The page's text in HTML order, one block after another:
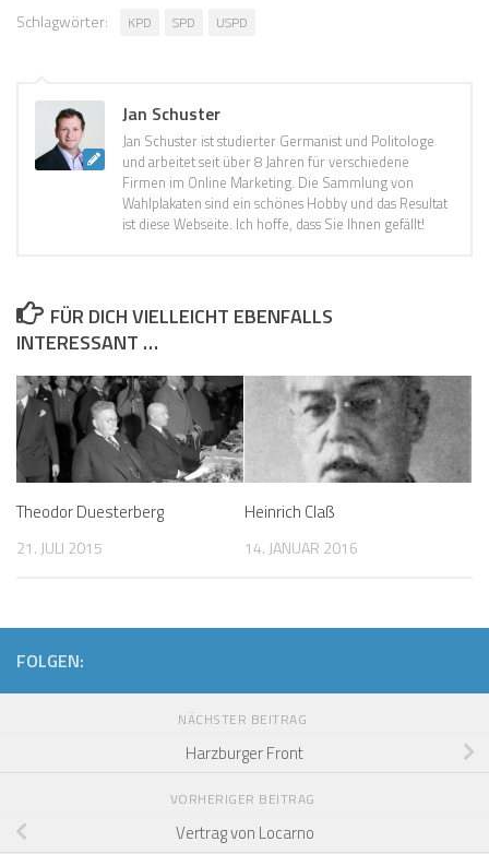
Schlagwörter: KPD SPD USPD
Jan Schuster
Jan Schuster ist studierter Germanist und Politologe
und arbeitet seit über 8 Jahren für verschiedene
Firmen im Online Marketing. Die Sammlung von
Wahlplakaten sind ein schönes Hobby und das Resultat
ist diese Webseite. Ich hoffe, dass Sie Ihnen gefällt!
FÜR DICH VIELLEICHT EBENFALLS
INTERESSANT …
Theodor Duesterberg
21. JULI 2015
Heinrich Claß
14. JANUAR 2016
FOLGEN:
NÄCHSTER BEITRAG
Harzburger Front
VORHERIGER BEITRAG
Vertrag von Locarno